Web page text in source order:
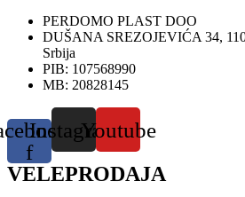
PERDOMO PLAST DOO
DUŠANA SREZOJEVIĆA 34,
Srbija
PIB: 107568990
MB: 20828145
f
InstagramYoutube
VELEPRODAJA